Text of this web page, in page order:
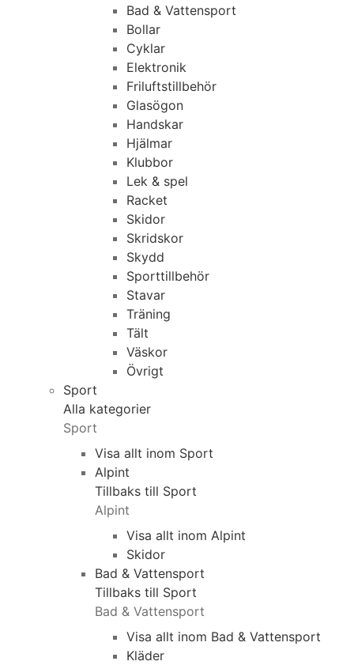
Bad & Vattensport
Bollar
Cyklar
Elektronik
Friluftstillbehör
Glasögon
Handskar
Hjälmar
Klubbor
Lek & spel
Racket
Skidor
Skridskor
Skydd
Sporttillbehör
Stavar
Träning
Tält
Väskor
Övrigt
Sport
Alla kategorier
Sport
Visa allt inom Sport
Alpint
Tillbaks till Sport
Alpint
Visa allt inom Alpint
Skidor
Bad & Vattensport
Tillbaks till Sport
Bad & Vattensport
Visa allt inom Bad & Vattensport
Kläder